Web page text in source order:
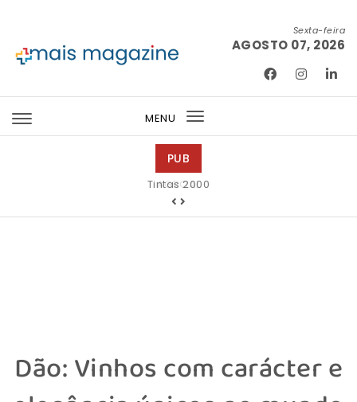
Sexta-feira
AGOSTO 07, 2026
MENU
Toggle
PUB
Tintas 2000
Dão: Vinhos com carácter e